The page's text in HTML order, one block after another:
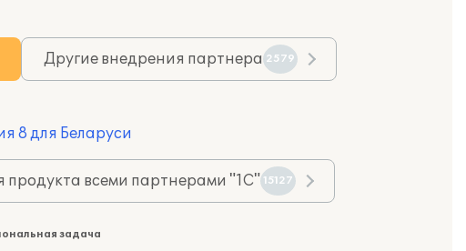
Другие внедрения партнера 2579
8 для Беларуси
продукта всеми партнерами "1С" 15127
задача